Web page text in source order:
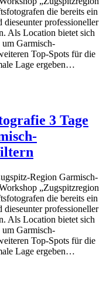
die bereits ein
dieseunter professioneller
Als Location bietet sich
Garmisch-
Top-Spots für die
Lage ergeben…
3 Tage
Region Garmisch-
„Zugspitzregion
die bereits ein
dieseunter professioneller
Als Location bietet sich
Garmisch-
Top-Spots für die
Lage ergeben…